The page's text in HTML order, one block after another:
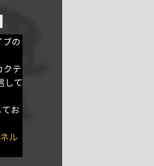
ブの
クテ
して
お
ル